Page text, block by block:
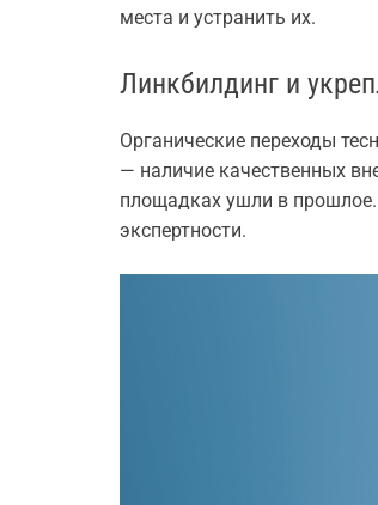
места и устранить их.
Линкбилдинг и
Органические переходы
— наличие качественных
площадках ушли в прошлое.
экспертности.